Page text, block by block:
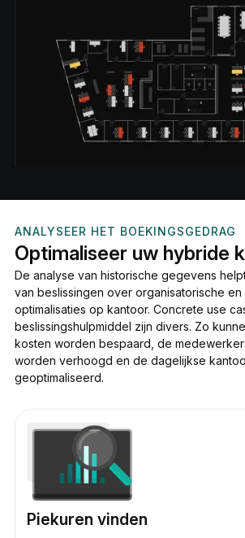
ANALYSEER HET BOEKINGSGEDRAG
Optimaliseer uw hybride
De analyse van historische gegevens
van beslissingen over organisatorische en
optimalisaties op kantoor. Concrete use
beslissingshulpmiddel zijn divers. Zo
kosten worden bespaard, de
worden verhoogd en de dagelijkse
geoptimaliseerd.
Piekuren vinden